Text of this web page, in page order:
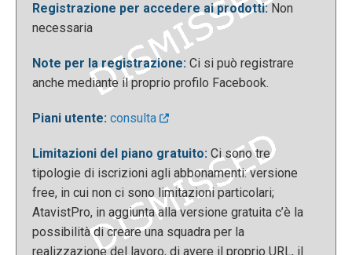
Una volta collegati appare la propria dashboard.
Cliccando in alto a destra si possono effettuare
alcune modifiche del proprio profilo, quali ad
esempio: nome, cognome, breve descrizione, foto,
Registrazione per accedere ai prodotti:Non
necessaria
Note per la registrazione: Ci si può registrare
anche mediante il proprio profilo Facebook.
Piani utente: consulta
Limitazioni del piano gratuito: Ci sono tre
tipologie di iscrizioni agli abbonamenti: versione
free, in cui non ci sono limitazioni particolari;
AtavistPro, in aggiunta alla versione gratuita c’è la
possibilità di creare una squadra per la
realizzazione del lavoro, di avere il proprio URL, il